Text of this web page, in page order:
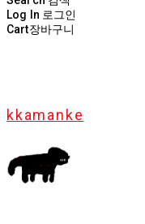
Log In 로그인
Cart장바구니
kkamanke